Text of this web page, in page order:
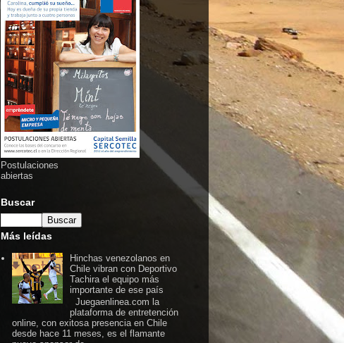
Postulaciones
abiertas
Buscar
Más leídas
Hinchas venezolanos en
Chile vibran con Deportivo
Tachira el equipo más
importante de ese país
Juegaenlinea.com la
plataforma de entretención
online, con exitosa presencia en Chile
desde hace 11 meses, es el flamante